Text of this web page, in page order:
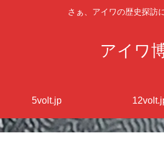
さぁ、アイワの歴史探訪
アイワ
5volt.jp